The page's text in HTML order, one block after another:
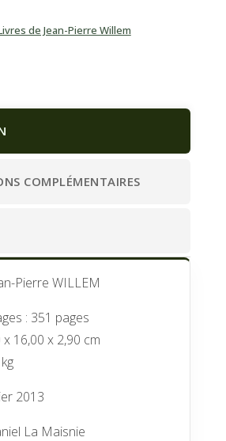
de Jean-Pierre Willem
COMPLÉMENTAIRES
Pierre WILLEM
: 351 pages
16,00 x 2,90 cm
2013
La Maisnie